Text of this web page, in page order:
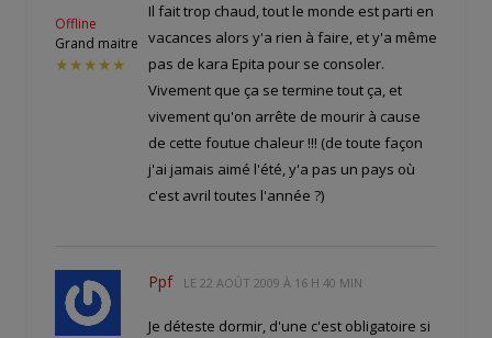
Offline
Grand maitre
★★★★★
Il fait trop chaud, tout le monde est parti en
vacances alors y'a rien à faire, et y'a même
pas de kara Epita pour se consoler.
Vivement que ça se termine tout ça, et
vivement qu'on arrête de mourir à cause
de cette foutue chaleur !!! (de toute façon
j'ai jamais aimé l'été, y'a pas un pays où
c'est avril toutes l'année ?)
Ppf LE 22 AOÛT 2009 À 16 H 40 MIN
Je déteste dormir, d'une c'est obligatoire si